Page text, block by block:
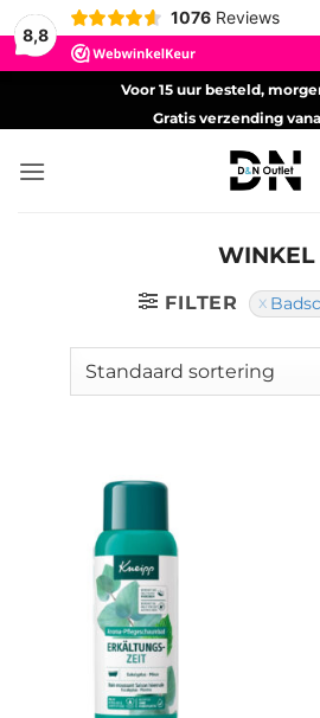
8,8
1076 Reviews
Voor 15 uur besteld,
Gratis verzending
WINKEL
FILTER